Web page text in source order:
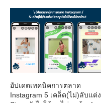
อัปเดตเทคนิคการตลาด
Instagram 5 เคล็ด(ไม่)ลับแต่ง